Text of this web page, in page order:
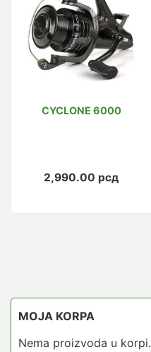
CYCLONE 6000
2,990.00 рсд
MOJA KORPA
Nema proizvoda u korpi.